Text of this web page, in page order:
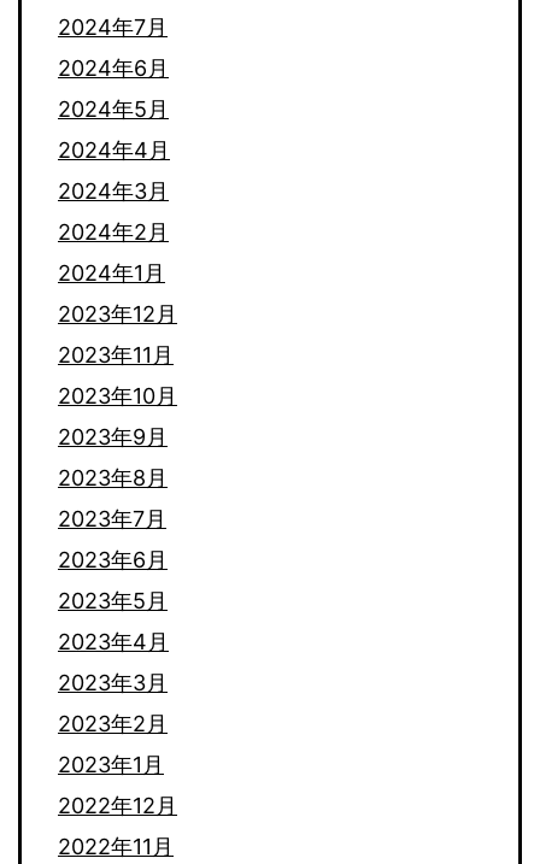
2024年7月
2024年6月
2024年5月
2024年4月
2024年3月
2024年2月
2024年1月
2023年12月
2023年11月
2023年10月
2023年9月
2023年8月
2023年7月
2023年6月
2023年5月
2023年4月
2023年3月
2023年2月
2023年1月
2022年12月
2022年11月